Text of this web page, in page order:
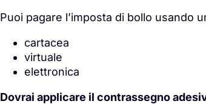
Puoi pagare l’imposta di bollo usando
cartacea
virtuale
elettronica
Dovrai applicare il contrassegno